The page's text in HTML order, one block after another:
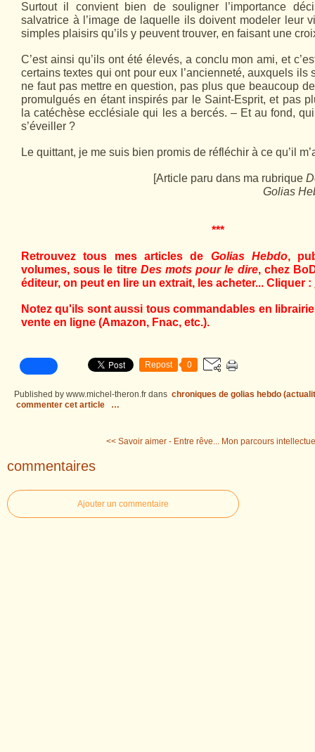
Surtout il convient bien de souligner l’impor­tance
salvatrice à l’image de laquelle ils doivent modeler leur
simples plaisirs qu’ils y peuvent trouver, en faisant une
C’est ainsi qu’ils ont été élevés, a conclu mon ami, et
certains textes qui ont pour eux l’ancienneté, auxquels ils
ne faut pas mettre en question, pas plus que beaucoup
promulgués en étant inspirés par le Saint-Esprit, et pas
la catéchèse ecclésiale qui les a bercés. – Et au fond,
s’éveiller ?
Le quittant, je me suis bien promis de réfléchir à ce qu’il
[Article paru dans ma rubrique
Golias
***
Retrouvez tous mes articles de Golias Hebdo,
volumes, sous le titre Des mots pour le dire, chez
éditeur, on peut en lire un extrait, les acheter... Cliquer :
Notez qu'ils sont aussi tous commandables en
vente en ligne (Amazon, Fnac, etc.).
Repost 0
Published by www.michel-theron.fr dans chroniques de golias hebdo
commenter cet article
…
<< Savoir aimer - Entre rêve... Mon parcours
commentaires
Ajouter un commentaire